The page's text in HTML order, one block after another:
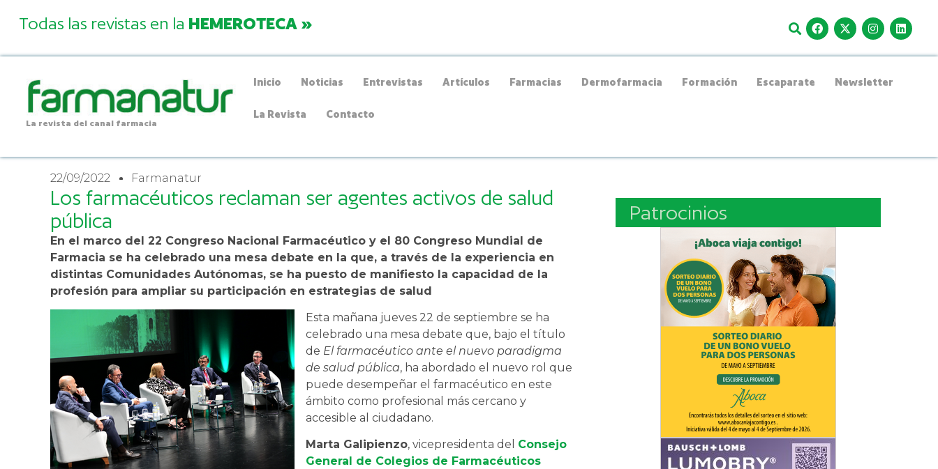
Todas las revistas en la HEMEROTECA »
La revista del canal farmacia
Inicio Noticias Entrevistas Artículos Farmacias Dermofarmacia Formación Escaparate Newsletter
La Revista Contacto
22/09/2022 Farmanatur
Los farmacéuticos reclaman ser agentes activos de salud
pública
En el marco del 22 Congreso Nacional Farmacéutico y el 80 Congreso Mundial de
Farmacia se ha celebrado una mesa debate en la que, a través de la experiencia en
distintas Comunidades Autónomas, se ha puesto de manifiesto la capacidad de la
profesión para ampliar su participación en estrategias de salud
Esta mañana jueves 22 de septiembre se ha
celebrado una mesa debate que, bajo el título
de El farmacéutico ante el nuevo paradigma
de salud pública, ha abordado el nuevo rol que
puede desempeñar el farmacéutico en este
ámbito como profesional más cercano y
accesible al ciudadano.
Marta Galipienzo, vicepresidenta del Consejo
General de Colegios de Farmacéuticos
Patrocinios